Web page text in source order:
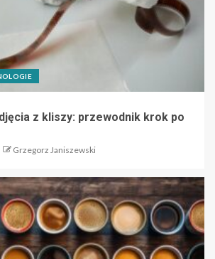
z kliszy: przewodnik krok po
Grzegorz Janiszewski